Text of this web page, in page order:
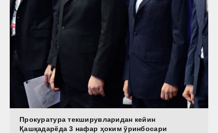
Прокуратура текширувларидан кейин
Қашқадарёда 3 нафар ҳоким ўринбосари